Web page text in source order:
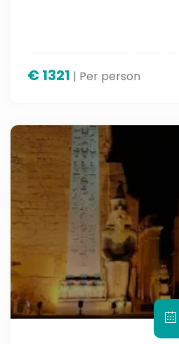
€1321 | Per person